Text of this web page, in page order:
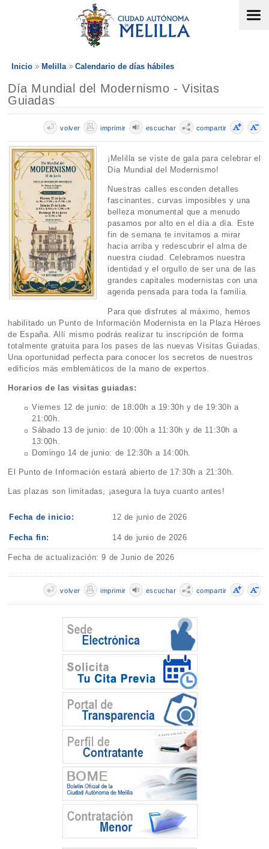
Inicio Melilla Calendario de días hábiles
Día Mundial del Modernismo - Visitas
Guiadas
compartir
escuchar
imprimir
volver
¡Melilla se viste de gala para celebrar el
Día Mundial del Modernismo!
Nuestras calles esconden detalles
fascinantes, curvas imposibles y una
belleza monumental que a menudo
pasamos por alto en el día a día. Este
fin de semana te invitamos a mirar
hacia arriba y redescubrir el alma de
nuestra ciudad. Celebramos nuestra
identidad y el orgullo de ser una de las
grandes capitales modernistas con una
agenda pensada para toda la familia.
Para que disfrutes al máximo, hemos
habilitado un Punto de Información Modernista en la Plaza Héroes
de España. Allí mismo podrás realizar tu inscripción de forma
totalmente gratuita para los pases de las nuevas Visitas Guiadas.
Una oportunidad perfecta para conocer los secretos de nuestros
edificios más emblemáticos de la mano de expertos.
Horarios de las visitas guiadas:
Viernes 12 de junio: de 18:00h a 19:30h y de 19:30h a
21:00h.
Sábado 13 de junio: de 10:00h a 11:30h y de 11:30h a
13:00h.
Domingo 14 de junio: de 12:30h a 14:00h.
El Punto de Información estará abierto de 17:30h a 21:30h.
Las plazas son limitadas, ¡asegura la tuya cuanto antes!
Fecha de inicio: 12 de junio de 2026
Fecha fin: 14 de junio de 2026
Fecha de actualización: 9 de Junio de 2026
compartir
escuchar
imprimir
volver